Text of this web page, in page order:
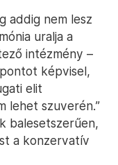
addig nem lesz
uralja a
intézmény –
képvisel,
elit
lehet szuverén.”
balesetszerűen,
a konzervatív